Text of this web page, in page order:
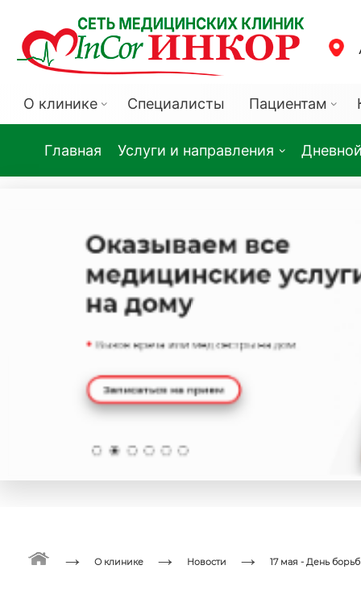
О клинике Специалисты Пациентам
Главная Услуги и направления
→ О клинике → Новости → 17 мая - День